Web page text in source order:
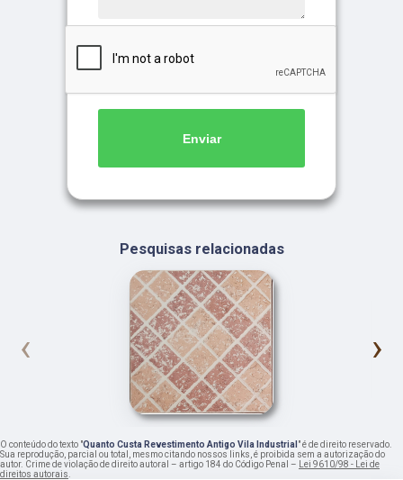
Enviar
Pesquisas relacionadas
‹ ›
O conteúdo do texto "Quanto Custa Revestimento Antigo Vila Industrial " é de direito reservado.
Sua reprodução, parcial ou total, mesmo citando nossos links, é proibida sem a autorização do
autor. Crime de violação de direito autoral – artigo 184 do Código Penal –
Lei 9610/98 - Lei de
direitos autorais